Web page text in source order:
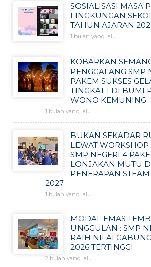
SOSIALISASI MASA
LINGKUNGAN
TAHUN AJARAN
1 bulan yang lalu
KOBARKAN
PENGGALANG SMP
PAKEM SUKSES
TINGKAT I DI BUMI
WONO KEMUNING
1 bulan yang lalu
BUKAN SEKADAR
LEWAT
SMP NEGERI 4
LONJAKAN MUTU
PENERAPAN
2027
1 bulan yang lalu
MODAL EMAS
UNGGULAN : SMP
RAIH NILAI
2026 TERTINGGI
2 bulan yang lalu